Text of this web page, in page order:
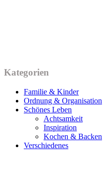
Kategorien
Familie & Kinder
Ordnung & Organisation
Schönes Leben
Achtsamkeit
Inspiration
Kochen & Backen
Verschiedenes